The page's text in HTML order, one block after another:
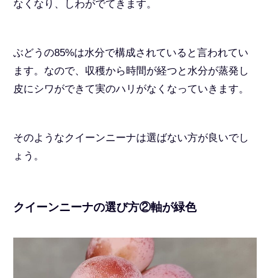
なくなり、しわがでてきます。
ぶどうの85%は水分で構成されていると言われてい
ます。なので、収穫から時間が経つと水分が蒸発し
皮にシワができて実のハリがなくなっていきます。
そのようなクイーンニーナは選ばない方が良いでし
ょう。
クイーンニーナの選び方②軸が緑色